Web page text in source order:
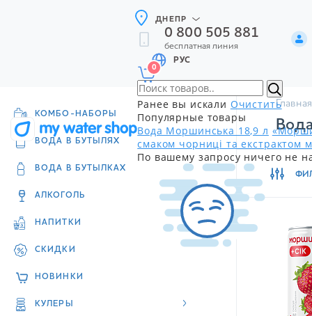
ДНЕПР
0 800 505 881
бесплатная линия
РУС
0
Ранее вы искали Очистить
Популярные товары
Вода Моршинська 18,9 л
смаком чорниці та екстрактом
По вашему запросу ничего не
КОМБО-НАБОРЫ
ВОДА В БУТЫЛЯХ
ВОДА В БУТЫЛКАХ
АЛКОГОЛЬ
НАПИТКИ
СКИДКИ
НОВИНКИ
КУЛЕРЫ
Главная